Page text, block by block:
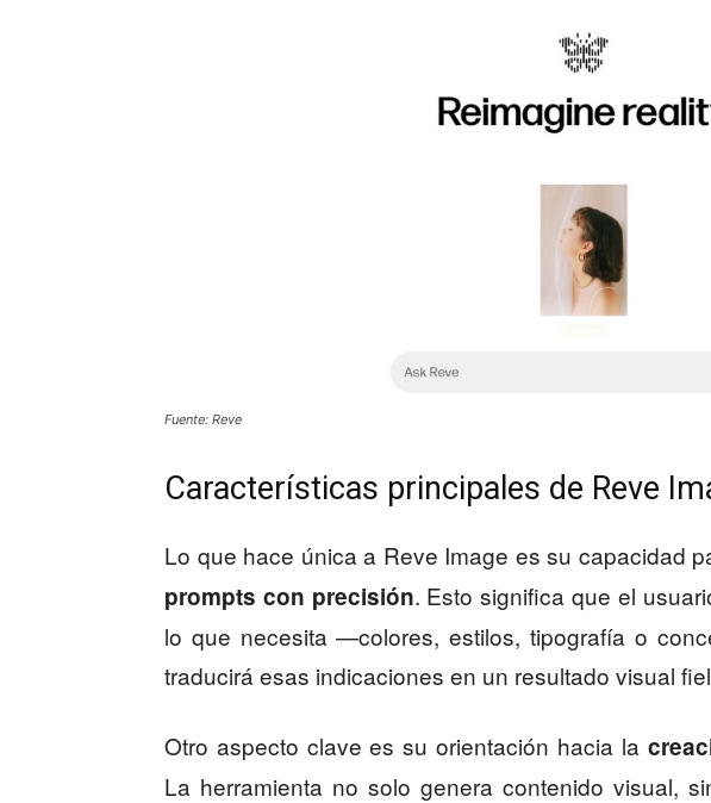
Fuente: Reve
Características principales de Reve
Lo que hace única a Reve Image es su capacidad
prompts con precisión. Esto significa que el
lo que necesita —colores, estilos, tipografía o
traducirá esas indicaciones en un resultado visual
Otro aspecto clave es su orientación hacia la
La herramienta no solo genera contenido visual,